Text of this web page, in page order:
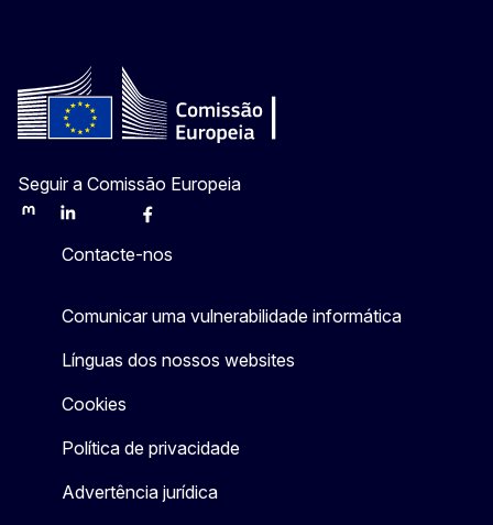
Seguir a Comissão Europeia
MastodonLinkedInBlueskyFacebook
Contacte-nos
Comunicar uma vulnerabilidade informática
Línguas dos nossos websites
Cookies
Política de privacidade
Advertência jurídica